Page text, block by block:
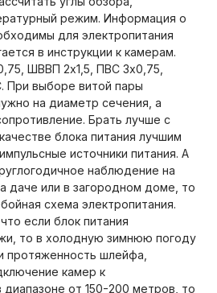
режим. Информация о
для электропитания
в инструкции к камерам.
ШВВП 2х1,5, ПВС 3х0,75,
При выборе витой пары
на диаметр сечения, а
Брать лучше с
блока питания лучшим
источники питания. А
наблюдение на
даче или в загородном доме, то
схема электропитания.
если блок питания
то в холодную зимнюю погоду
протяженность шлейфа,
камер к
от 150-200 метров, то